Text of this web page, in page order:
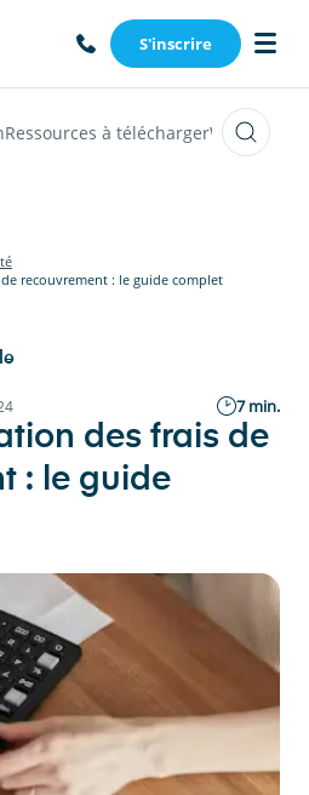
S'inscrire
Ressources à téléchargerWebinars
recouvrement : le guide complet
7 min.
des frais de
: le guide